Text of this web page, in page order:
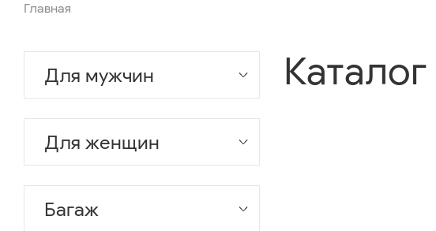
Главная
Для мужчин
Для женщин
Багаж
Каталог